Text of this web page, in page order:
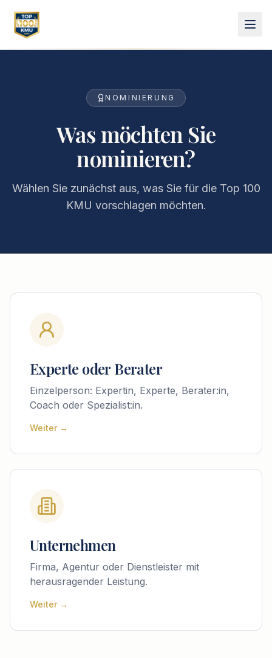
NOMINIERUNG
Was möchten Sie
nominieren?
Wählen Sie zunächst aus, was Sie für die Top 100
KMU vorschlagen möchten.
Experte oder Berater
Einzelperson: Expertin, Experte, Berater:in,
Coach oder Spezialist:in.
Weiter →
Unternehmen
Firma, Agentur oder Dienstleister mit
herausragender Leistung.
Weiter →